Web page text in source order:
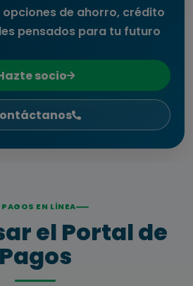
de ahorro, crédito
pensados para tu futuro
socio
PAGOS EN LÍNEA
el Portal de
Pagos